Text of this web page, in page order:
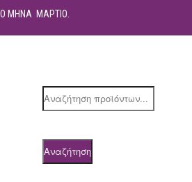
ΜΗΝΑ ΜΑΡΤΙΟ.
Products
Αναζήτηση